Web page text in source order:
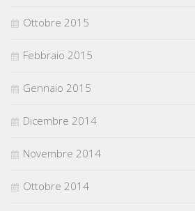
Ottobre 2015
Febbraio 2015
Gennaio 2015
Dicembre 2014
Novembre 2014
Ottobre 2014